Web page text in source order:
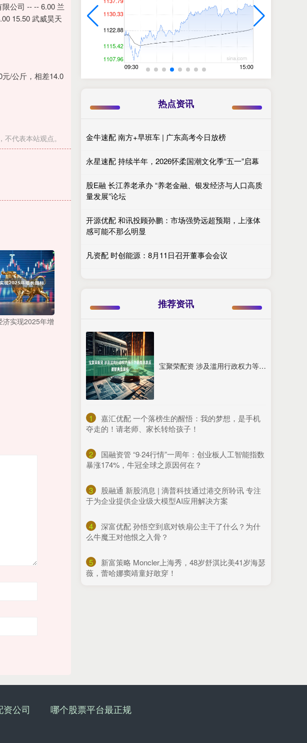
公司 -- -- 6.00 兰
15.50 武威昊天
/公斤，相差14.0
代表本站观点。
济实现2025年增
热点资讯
金牛速配 南方+早班车 | 广东高考今日放榜
永星速配 持续半年，2026怀柔国潮文化季“五一”启幕
股E融 长江养老承办 “养老金融、银发经济与人口高质
量发展”论坛
开源优配 和讯投顾孙鹏：市场强势远超预期，上涨体
感可能不那么明显
凡资配 时创能源：8月11日召开董事会会议
推荐资讯
宝聚荣配资 涉及滥用行政权力等行为最高法发反垄断典型案例
1
​嘉汇优配 一个落榜生的醒悟：我的梦想，是手机
夺走的！请老师、家长转给孩子！
2
​国融资管 “9·24行情”一周年：创业板人工智能指数
暴涨174%，牛冠全球之原因何在？
3
​股融通 新股消息 | 滴普科技通过港交所聆讯 专注
于为企业提供企业级大模型AI应用解决方案
4
​深富优配 孙悟空到底对铁扇公主干了什么？为什
么牛魔王对他恨之入骨？
5
​新富策略 Moncler上海秀，48岁舒淇比美41岁海瑟
薇，蕾哈娜窦靖童好敢穿！
公司 哪个股票平台最正规